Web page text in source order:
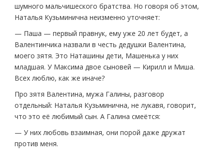
шумного мальчишеского братства. Но говоря об этом,
Наталья Кузьминична неизменно уточняет:
— Паша — первый правнук, ему уже 20 лет будет, а
Валентинчика назвали в честь дедушки Валентина,
моего зятя. Это Наташины дети, Машенька у них
младшая. У Максима двое сыновей — Кирилл и Миша.
Всех люблю, как же иначе?
Про зятя Валентина, мужа Галины, разговор
отдельный: Наталья Кузьминична, не лукавя, говорит,
что это её любимый сын. А Галина смеётся:
— У них любовь взаимная, они порой даже дружат
против меня.